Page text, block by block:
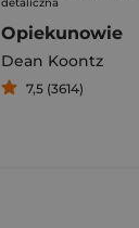
Opiekunowie
Dean Koontz
7,5 (3614)